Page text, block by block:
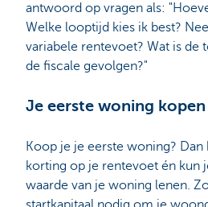
antwoord op vragen als:
Welke looptijd kies ik best?
variabele rentevoet? Wat is de
de fiscale gevolgen?"
Je eerste woning kopen
Koop je je eerste woning?
korting op je rentevoet én kun
waarde van je woning lenen.